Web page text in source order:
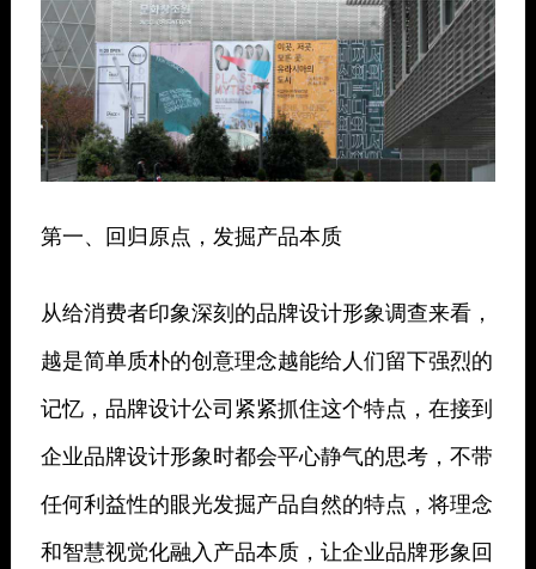
第一、回归原点，发掘产品本质
从给消费者印象深刻的品牌设计形象调查来看，
越是简单质朴的创意理念越能给人们留下强烈的
记忆，品牌设计公司紧紧抓住这个特点，在接到
企业品牌设计形象时都会平心静气的思考，不带
任何利益性的眼光发掘产品自然的特点，将理念
和智慧视觉化融入产品本质，让企业品牌形象回